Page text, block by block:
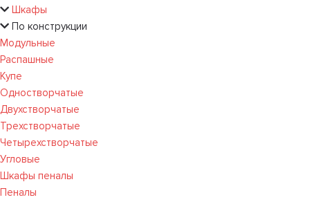
Шкафы
По конструкции
Модульные
Распашные
Купе
Одностворчатые
Двухстворчатые
Трехстворчатые
Четырехстворчатые
Угловые
Шкафы пеналы
Пеналы